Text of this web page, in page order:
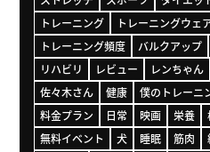
トレーニング
トレーニングウェ
トレーニング頻度
バルクアップ
リハビリ
レビュー レンちゃん
佐々木さん
健康 僕のトレーニ
料金プラン
日常 映画 栄養
無料イベント
犬 睡眠 筋肉